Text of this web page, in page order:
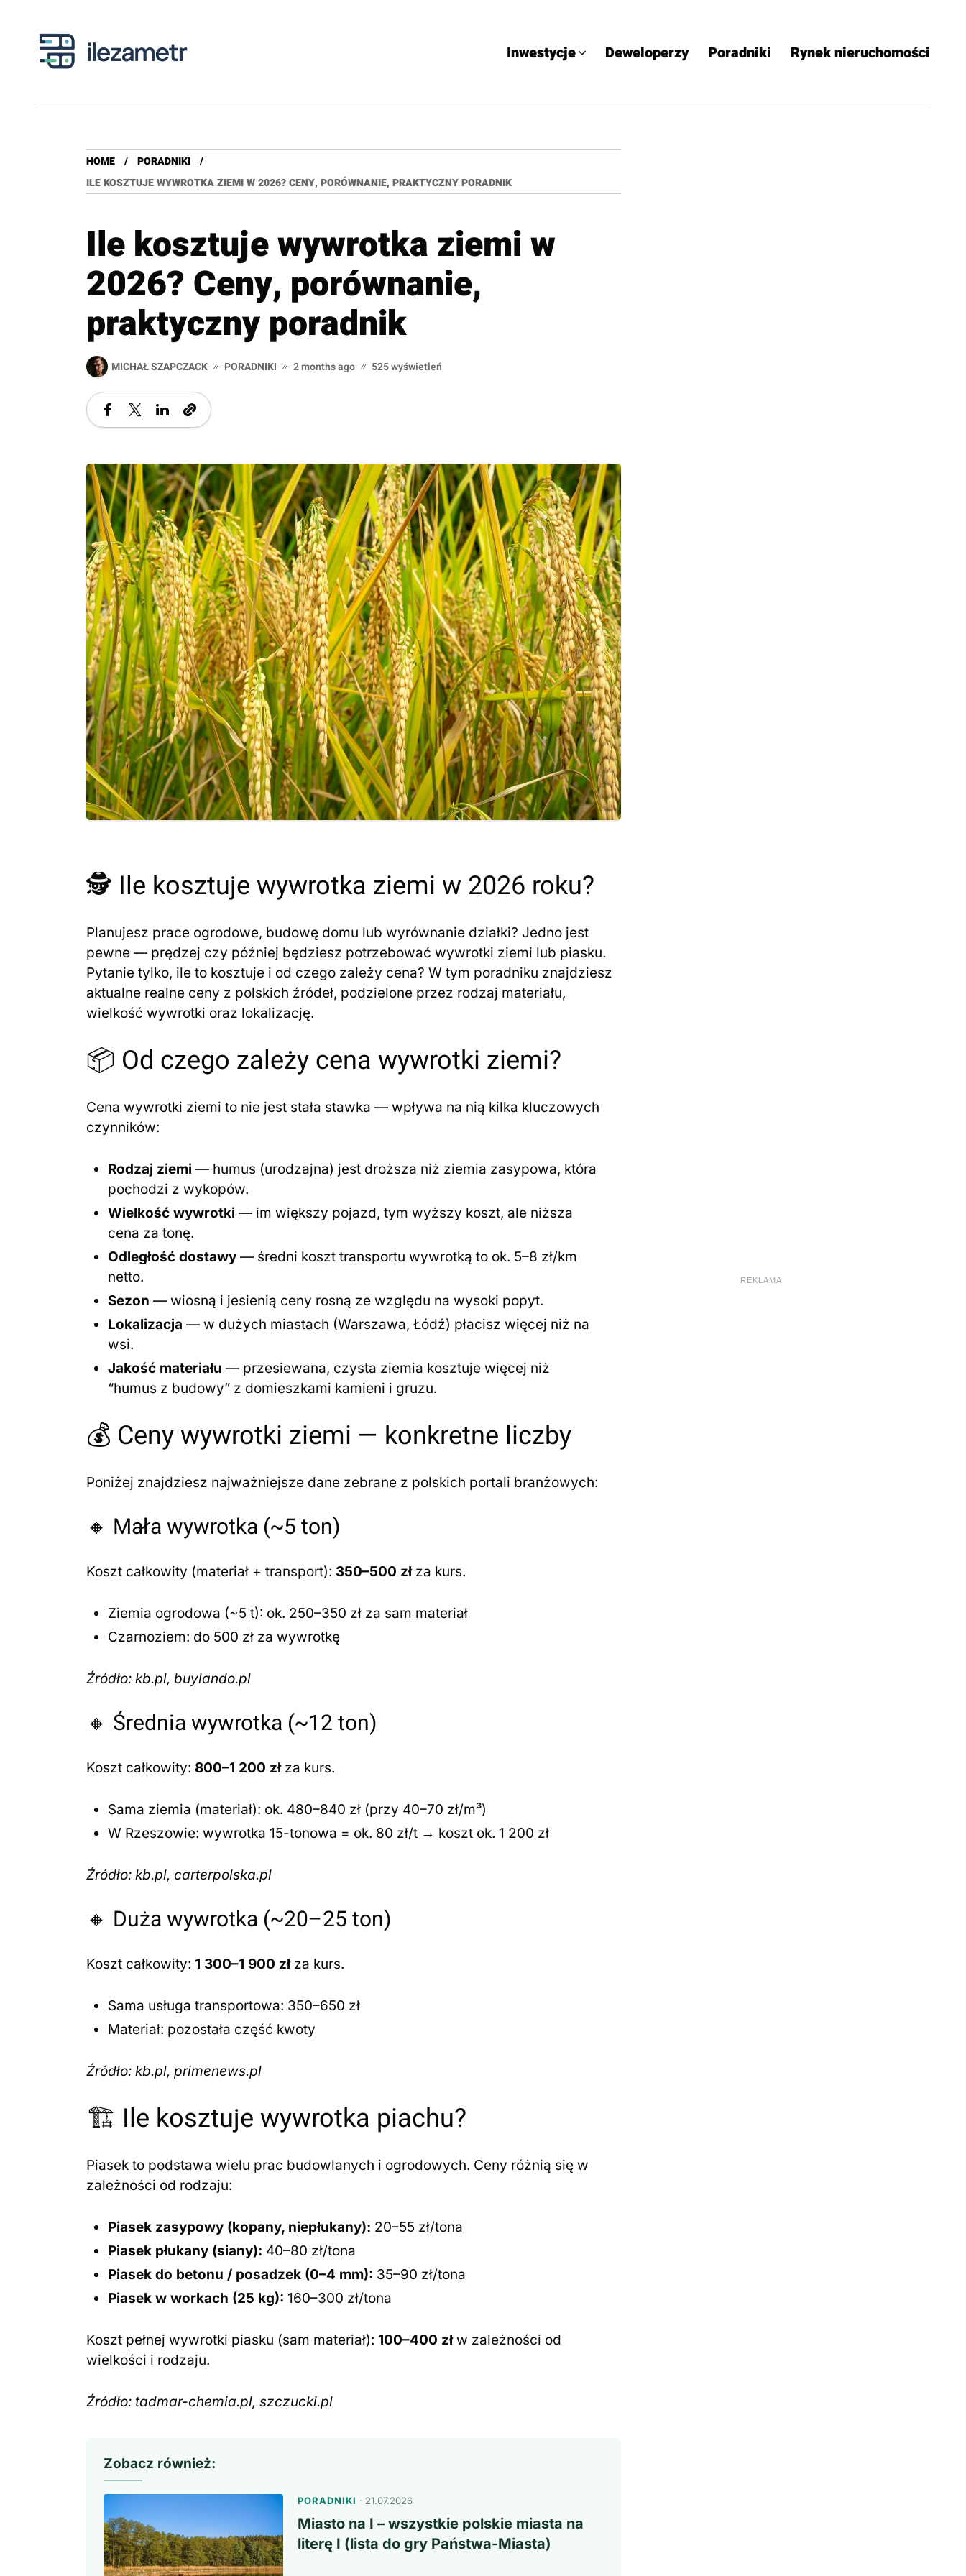
Inwestycje Deweloperzy Poradniki Rynek nieruchomości
HOME
PORADNIKI
ILE KOSZTUJE WYWROTKA ZIEMI W 2026? CENY, PORÓWNANIE, PRAKTYCZNY PORADNIK
Ile kosztuje wywrotka ziemi w
2026? Ceny, porównanie,
praktyczny poradnik
MICHAŁ SZAPCZACK PORADNIKI 2 months ago 525 wyświetleń
🕵️ Ile kosztuje wywrotka ziemi w 2026 roku?
Planujesz prace ogrodowe, budowę domu lub wyrównanie działki? Jedno jest
pewne — prędzej czy później będziesz potrzebować wywrotki ziemi lub piasku.
Pytanie tylko, ile to kosztuje i od czego zależy cena? W tym poradniku znajdziesz
aktualne realne ceny z polskich źródeł, podzielone przez rodzaj materiału,
wielkość wywrotki oraz lokalizację.
📦 Od czego zależy cena wywrotki ziemi?
Cena wywrotki ziemi to nie jest stała stawka — wpływa na nią kilka kluczowych
czynników:
Rodzaj ziemi — humus (urodzajna) jest droższa niż ziemia zasypowa, która
pochodzi z wykopów.
Wielkość wywrotki — im większy pojazd, tym wyższy koszt, ale niższa
cena za tonę.
Odległość dostawy — średni koszt transportu wywrotką to ok. 5–8 zł/km
netto.
Sezon — wiosną i jesienią ceny rosną ze względu na wysoki popyt.
Lokalizacja — w dużych miastach (Warszawa, Łódź) płacisz więcej niż na
wsi.
Jakość materiału — przesiewana, czysta ziemia kosztuje więcej niż
“humus z budowy” z domieszkami kamieni i gruzu.
💰 Ceny wywrotki ziemi — konkretne liczby
Poniżej znajdziesz najważniejsze dane zebrane z polskich portali branżowych:
🔸 Mała wywrotka (~5 ton)
Koszt całkowity (materiał + transport): 350–500 złza kurs.
Ziemia ogrodowa (~5 t): ok. 250–350 zł za sam materiał
Czarnoziem: do 500 zł za wywrotkę
Źródło: kb.pl, buylando.pl
🔸 Średnia wywrotka (~12 ton)
Koszt całkowity: 800–1 200 złza kurs.
Sama ziemia (materiał): ok. 480–840 zł (przy 40–70 zł/m³)
W Rzeszowie: wywrotka 15-tonowa = ok. 80 zł/t → koszt ok. 1 200 zł
Źródło: kb.pl, carterpolska.pl
🔸 Duża wywrotka (~20–25 ton)
Koszt całkowity: 1 300–1 900 złza kurs.
Sama usługa transportowa: 350–650 zł
Materiał: pozostała część kwoty
Źródło: kb.pl, primenews.pl
🏗️ Ile kosztuje wywrotka piachu?
Piasek to podstawa wielu prac budowlanych i ogrodowych. Ceny różnią się w
zależności od rodzaju:
Piasek zasypowy (kopany, niepłukany): 20–55 zł/tona
Piasek płukany (siany): 40–80 zł/tona
Piasek do betonu / posadzek (0–4 mm): 35–90 zł/tona
Piasek w workach (25 kg): 160–300 zł/tona
Koszt pełnej wywrotki piasku (sam materiał): 100–400 złw zależności od
wielkości i rodzaju.
Źródło: tadmar-chemia.pl, szczucki.pl
Zobacz również:
PORADNIKI · 21.07.2026
Miasto na I – wszystkie polskie miasta na
literę I (lista do gry Państwa-Miasta)
REKLAMA